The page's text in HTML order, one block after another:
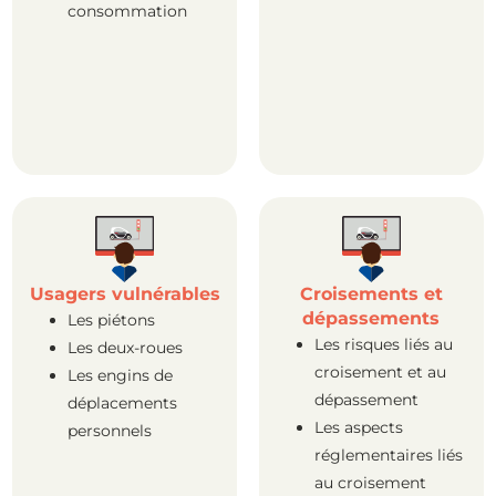
consommation
Usagers vulnérables
Les piétons
Les deux-roues
Les engins de
déplacements
personnels
Croisements et
dépassements
Les risques liés au
croisement et au
dépassement
Les aspects
réglementaires liés
au croisement